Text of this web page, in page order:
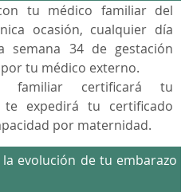
tu médico familiar del
ocasión, cualquier día
semana 34 de gestación
tu médico externo.
familiar certificará tu
te expedirá tu certificado
por maternidad.
evolución de tu embarazo